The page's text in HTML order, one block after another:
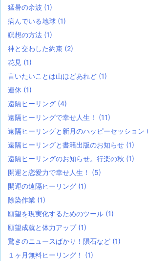
猛暑の余波 (1)
病んでいる地球 (1)
瞑想の方法 (1)
神と交わした約束 (2)
花見 (1)
言いたいことは山ほどあれど (1)
連休 (1)
遠隔ヒーリング (4)
遠隔ヒーリングで幸せ人生！ (11)
遠隔ヒーリングと新月のハッピーセッション
遠隔ヒーリングと書籍出版のお知らせ (1)
遠隔ヒーリングのお知らせ。行楽の秋 (1)
開運と恋愛力で幸せ人生！ (5)
開運の遠隔ヒーリング (1)
除染作業 (1)
願望を現実化するためのツール (1)
願望成就と体力アップ (1)
驚きのニュースばかり！隕石など (1)
１ヶ月無料ヒーリング！ (1)